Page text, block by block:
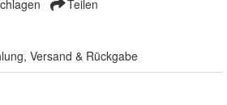
Teilen
Versand & Rückgabe